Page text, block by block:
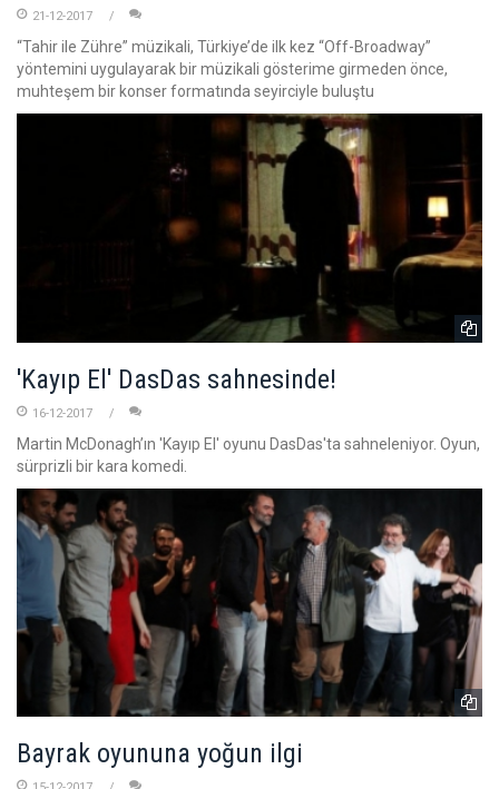
21-12-2017
“Tahir ile Zühre” müzikali, Türkiye’de ilk kez “Off-Broadway”
yöntemini uygulayarak bir müzikali gösterime girmeden önce,
muhteşem bir konser formatında seyirciyle buluştu
'Kayıp El' DasDas sahnesinde!
16-12-2017
Martin McDonagh’ın 'Kayıp El' oyunu DasDas'ta sahneleniyor. Oyun,
sürprizli bir kara komedi.
Bayrak oyununa yoğun ilgi